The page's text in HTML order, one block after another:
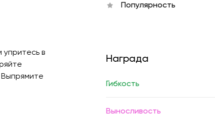
в
Популярность
Награда
Гибкость
Выносливость